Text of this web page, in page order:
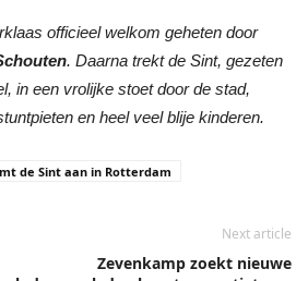
officieel welkom geheten door
. Daarna trekt de Sint, gezeten
in een vrolijke stoet door de stad,
en heel veel blije kinderen.
de Sint aan in Rotterdam
Next article
Zevenkamp zoekt nieuwe